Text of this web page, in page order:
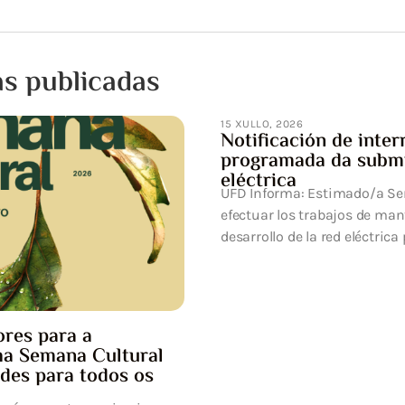
publicadas
para a
Semana Cultural
para todos os
15 XULLO, 2026
Notificación de
programada da
eléctrica
UFD Informa: Estimado/a
efectuar los trabajos de
desarrollo de la red eléctrica